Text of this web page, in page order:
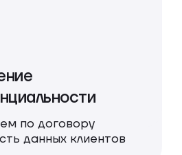
по договору
данных клиентов